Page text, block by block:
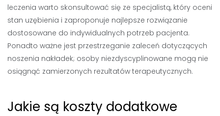
leczenia warto skonsultować się ze specjalistą, który oceni
stan uzębienia i zaproponuje najlepsze rozwiązanie
dostosowane do indywidualnych potrzeb pacjenta.
Ponadto ważne jest przestrzeganie zaleceń dotyczących
noszenia nakładek; osoby niezdyscyplinowane mogą nie
osiągnąć zamierzonych rezultatów terapeutycznych.
Jakie są koszty dodatkowe